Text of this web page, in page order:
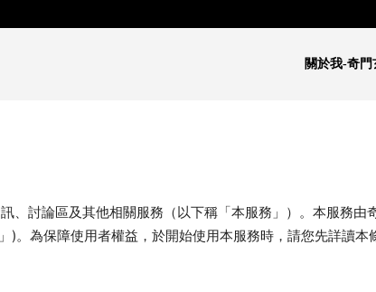
關於我-奇門
、討論區及其他相關服務（以下稱「本服務」）。本服務
)。為保障使用者權益，於開始使用本服務時，請您先詳讀